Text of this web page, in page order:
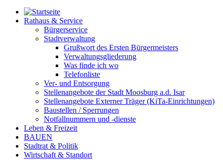
Rathaus & Service
Bürgerservice
Stadtverwaltung
Grußwort des Ersten Bürgermeisters
Verwaltungsgliederung
Was finde ich wo
Telefonliste
Ver- und Entsorgung
Stellenangebote der Stadt Moosburg a.d. Isar
Stellenangebote Externer Träger (KiTa-Einrichtungen)
Baustellen / Sperrungen
Notfallnummern und -dienste
Leben & Freizeit
BAUEN
Stadtrat & Politik
Wirtschaft & Standort